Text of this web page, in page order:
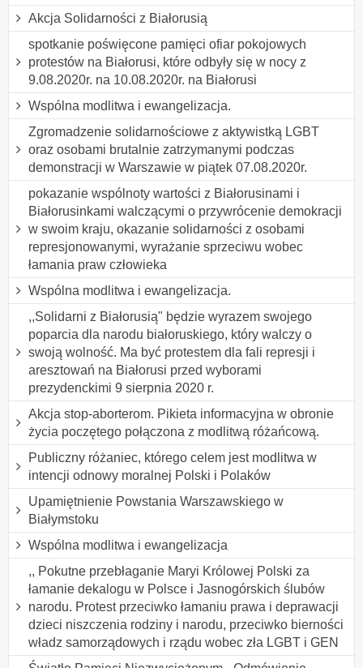
Akcja Solidarności z Białorusią
spotkanie poświęcone pamięci ofiar pokojowych
protestów na Białorusi, które odbyły się w nocy z
9.08.2020r. na 10.08.2020r. na Białorusi
Wspólna modlitwa i ewangelizacja.
Zgromadzenie solidarnościowe z aktywistką LGBT
oraz osobami brutalnie zatrzymanymi podczas
demonstracji w Warszawie w piątek 07.08.2020r.
pokazanie wspólnoty wartości z Białorusinami i
Białorusinkami walczącymi o przywrócenie demokracji
w swoim kraju, okazanie solidarności z osobami
represjonowanymi, wyrażanie sprzeciwu wobec
łamania praw człowieka
Wspólna modlitwa i ewangelizacja.
,,Solidarni z Białorusią" będzie wyrazem swojego
poparcia dla narodu białoruskiego, który walczy o
swoją wolność. Ma być protestem dla fali represji i
aresztowań na Białorusi przed wyborami
prezydenckimi 9 sierpnia 2020 r.
Akcja stop-aborterom. Pikieta informacyjna w obronie
życia poczętego połączona z modlitwą różańcową.
Publiczny różaniec, którego celem jest modlitwa w
intencji odnowy moralnej Polski i Polaków
Upamiętnienie Powstania Warszawskiego w
Białymstoku
Wspólna modlitwa i ewangelizacja
,, Pokutne przebłaganie Maryi Królowej Polski za
łamanie dekalogu w Polsce i Jasnogórskich ślubów
narodu. Protest przeciwko łamaniu prawa i deprawacji
dzieci niszczenia rodziny i narodu, przeciwko bierności
władz samorządowych i rządu wobec zła LGBT i GEN